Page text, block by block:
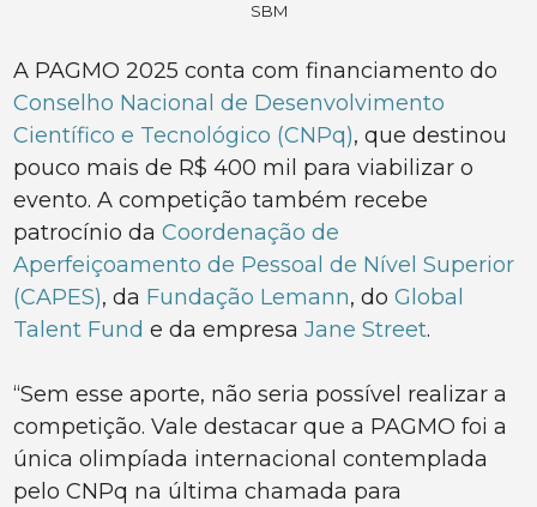
SBM
A PAGMO 2025 conta com financiamento do
Conselho Nacional de Desenvolvimento
Científico e Tecnológico (CNPq), que destinou
pouco mais de R$ 400 mil para viabilizar o
evento. A competição também recebe
patrocínio daCoordenação de
Aperfeiçoamento de Pessoal de Nível Superior
(CAPES), da Fundação Lemann, doGlobal
Talent Fund e da empresaJane Street.
“Sem esse aporte, não seria possível realizar a
competição. Vale destacar que a PAGMO foi a
única olimpíada internacional contemplada
pelo CNPq na última chamada para